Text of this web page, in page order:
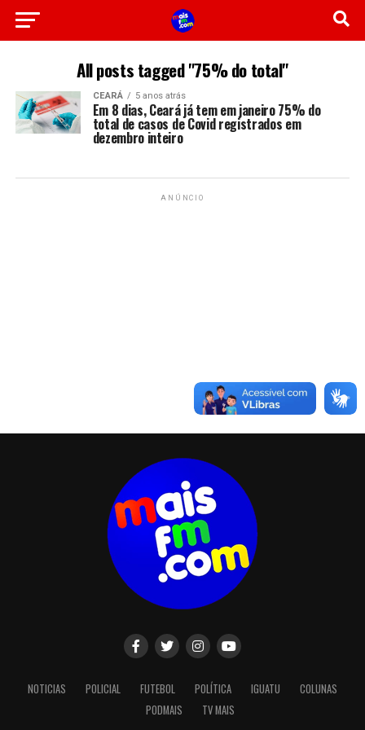
All posts tagged "75% do total"
CEARÁ 5 anos atrás
Em 8 dias, Ceará já tem em janeiro 75% do
total de casos de Covid registrados em
dezembro inteiro
ANÚNCIO
NOTICIAS POLICIAL FUTEBOL POLÍTICA IGUATU
COLUNAS
PODMAIS
TV MAIS